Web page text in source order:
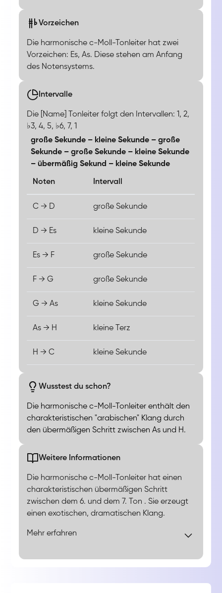
Vorzeichen
Die harmonische c-Moll-Tonleiter hat zwei
Vorzeichen: Es, As. Diese stehen am Anfang
des Notensystems.
Intervalle
Die [Name] Tonleiter folgt den Intervallen: 1, 2,
♭3, 4, 5, ♭6, 7, 1
große Sekunde – kleine Sekunde – große
Sekunde – große Sekunde – kleine Sekunde
– übermäßig Sekund – kleine Sekunde
Noten Intervall
C → D große Sekunde
D → Es kleine Sekunde
Es → F große Sekunde
F → G große Sekunde
G → As kleine Sekunde
As → H kleine Terz
H → C kleine Sekunde
Wusstest du schon?
Die harmonische c-Moll-Tonleiter enthält den
charakteristischen "arabischen" Klang durch
den übermäßigen Schritt zwischen As und H.
Weitere Informationen
Die harmonische c-Moll-Tonleiter hat einen
charakteristischen übermäßigen Schritt
zwischen dem 6. und dem 7. Ton . Sie erzeugt
einen exotischen, dramatischen Klang.
Mehr erfahren
Die harmonische c-Moll-Tonleiter, bestehend
aus C, D, Es, F, G, As, H, C, ist durch die große
Septime (7) charakterisiert, die eine starke